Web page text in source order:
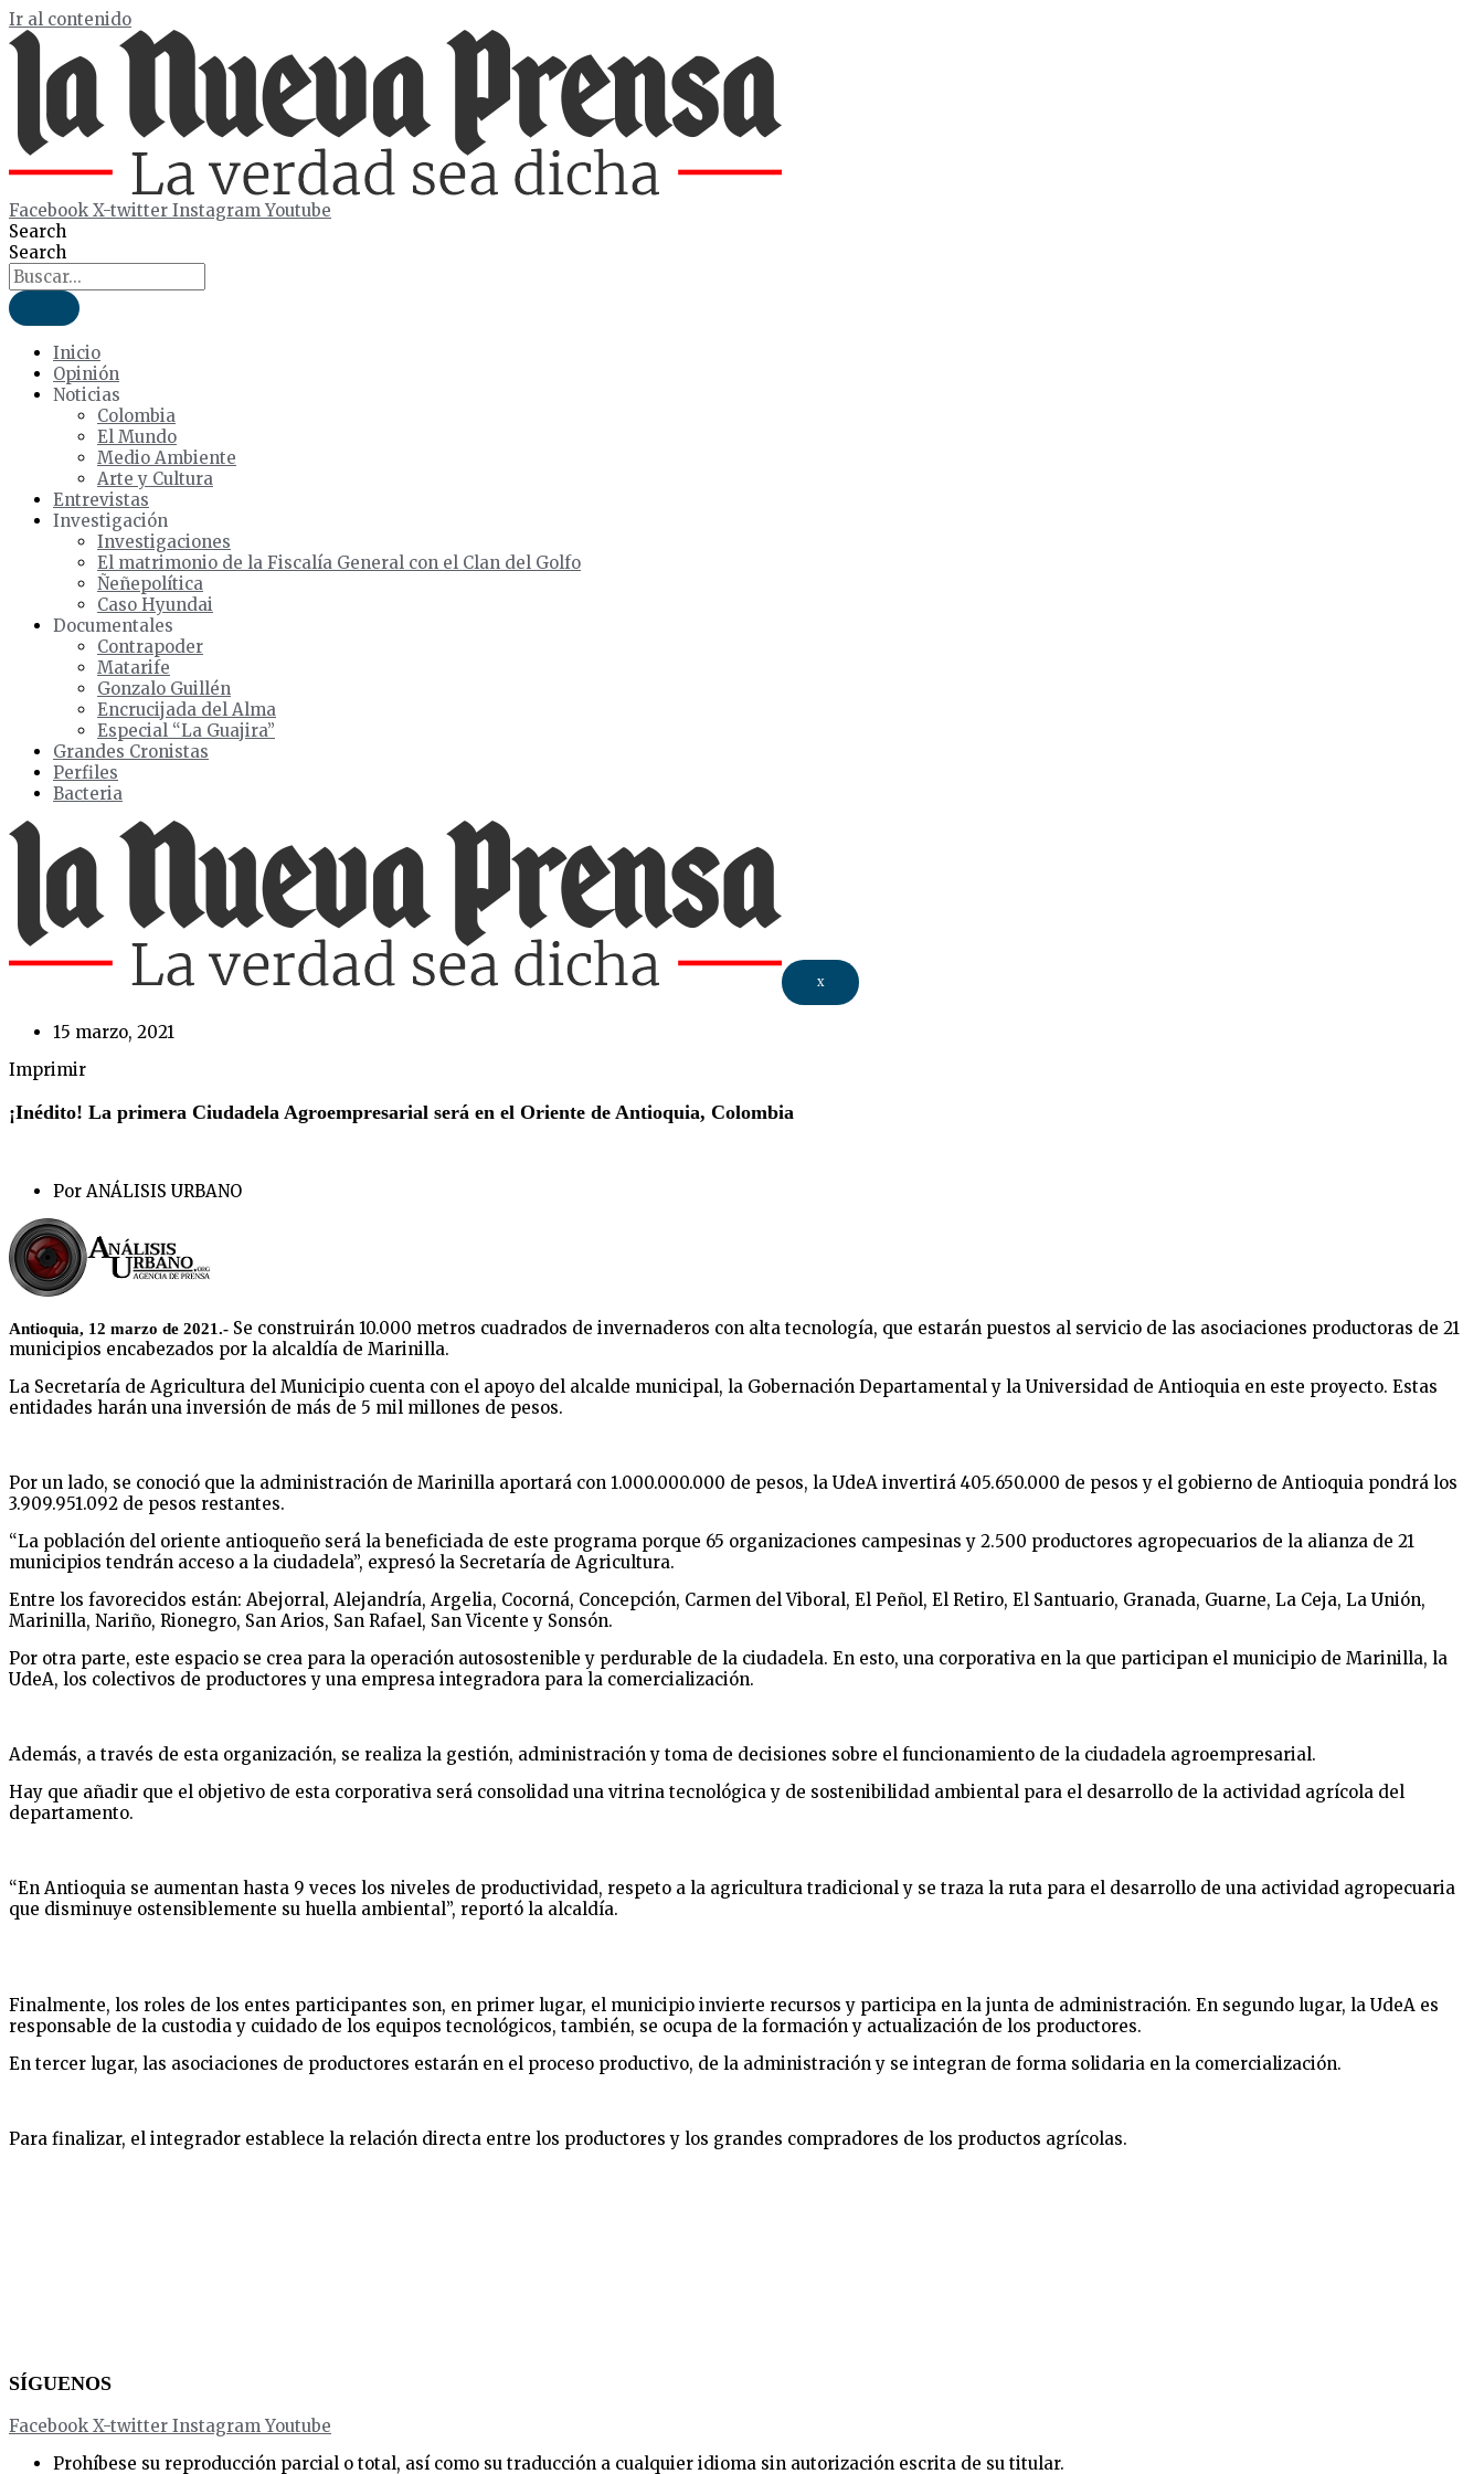
Ir al contenido
Facebook X-twitter Instagram Youtube
Search
Search
Inicio
Opinión
Noticias
Colombia
El Mundo
Medio Ambiente
Arte y Cultura
Entrevistas
Investigación
Investigaciones
El matrimonio de la Fiscalía General con el Clan del Golfo
Ñeñepolítica
Caso Hyundai
Documentales
Contrapoder
Matarife
Gonzalo Guillén
Encrucijada del Alma
Especial “La Guajira”
Grandes Cronistas
Perfiles
Bacteria
X
15 marzo, 2021
Imprimir
¡Inédito! La primera Ciudadela Agroempresarial será en el Oriente de Antioquia, Colombia
Por ANÁLISIS URBANO
Antioquia, 12 marzo de 2021.- Se construirán 10.000 metros cuadrados de invernaderos con alta tecnología, que estarán puestos al servicio de las asociaciones productoras de 21
municipios encabezados por la alcaldía de Marinilla.
La Secretaría de Agricultura del Municipio cuenta con el apoyo del alcalde municipal, la Gobernación Departamental y la Universidad de Antioquia en este proyecto. Estas
entidades harán una inversión de más de 5 mil millones de pesos.
Por un lado, se conoció que la administración de Marinilla aportará con 1.000.000.000 de pesos, la UdeA invertirá 405.650.000 de pesos y el gobierno de Antioquia pondrá los
3.909.951.092 de pesos restantes.
“La población del oriente antioqueño será la beneficiada de este programa porque 65 organizaciones campesinas y 2.500 productores agropecuarios de la alianza de 21
municipios tendrán acceso a la ciudadela”, expresó la Secretaría de Agricultura.
Entre los favorecidos están: Abejorral, Alejandría, Argelia, Cocorná, Concepción, Carmen del Viboral, El Peñol, El Retiro, El Santuario, Granada, Guarne, La Ceja, La Unión,
Marinilla, Nariño, Rionegro, San Arios, San Rafael, San Vicente y Sonsón.
Por otra parte, este espacio se crea para la operación autosostenible y perdurable de la ciudadela. En esto, una corporativa en la que participan el municipio de Marinilla, la
UdeA, los colectivos de productores y una empresa integradora para la comercialización.
Además, a través de esta organización, se realiza la gestión, administración y toma de decisiones sobre el funcionamiento de la ciudadela agroempresarial.
Hay que añadir que el objetivo de esta corporativa será consolidad una vitrina tecnológica y de sostenibilidad ambiental para el desarrollo de la actividad agrícola del
departamento.
“En Antioquia se aumentan hasta 9 veces los niveles de productividad, respeto a la agricultura tradicional y se traza la ruta para el desarrollo de una actividad agropecuaria
que disminuye ostensiblemente su huella ambiental”, reportó la alcaldía.
Finalmente, los roles de los entes participantes son, en primer lugar, el municipio invierte recursos y participa en la junta de administración. En segundo lugar, la UdeA es
responsable de la custodia y cuidado de los equipos tecnológicos, también, se ocupa de la formación y actualización de los productores.
En tercer lugar, las asociaciones de productores estarán en el proceso productivo, de la administración y se integran de forma solidaria en la comercialización.
Para finalizar, el integrador establece la relación directa entre los productores y los grandes compradores de los productos agrícolas.
SÍGUENOS
Facebook X-twitter Instagram Youtube
Prohíbese su reproducción parcial o total, así como su traducción a cualquier idioma sin autorización escrita de su titular.